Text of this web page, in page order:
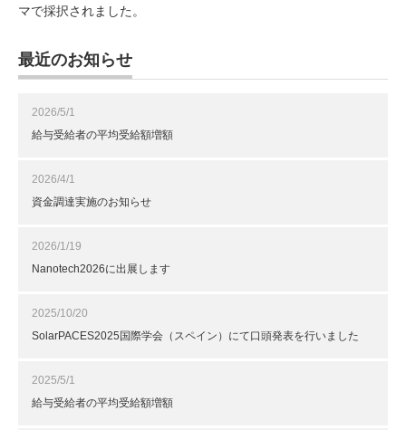
マで採択されました。
最近のお知らせ
2026/5/1
給与受給者の平均受給額増額
2026/4/1
資金調達実施のお知らせ
2026/1/19
Nanotech2026に出展します
2025/10/20
SolarPACES2025国際学会（スペイン）にて口頭発表を行いました
2025/5/1
給与受給者の平均受給額増額